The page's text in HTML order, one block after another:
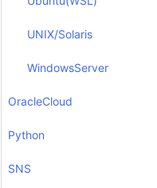
UNIX/Solaris
WindowsServer
OracleCloud
Python
SNS